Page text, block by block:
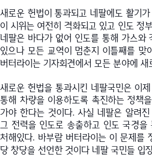
새로운 헌법이 통과되고 네팔에도 활기
이 시위는 여전히 격화되고 있고 인도 정
네팔은 바다가 없어 인도를 통해 가스와
있으나 모든 교역이 멈춘지 이틀째를 맞
버터라이는 기자회견에서 모든 분야에
새로운 헌법을 통과시킨 네팔국민은 이
통해 차량을 이용하도록 촉진하는 정책
가야 한다는 것이다.사실 네팔은 알려
그 전력을 인도로 송출하고 인도 국경
처해있다. 바부람 버터라이는 이 문제를
당 창당을 선언한 것이다 네팔 국민들 입